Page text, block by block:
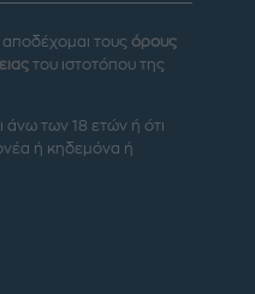
αποδέχομαι τους όρους
του ιστοτόπου της
άνω των 18 ετών ή ότι
ή κηδεμόνα ή